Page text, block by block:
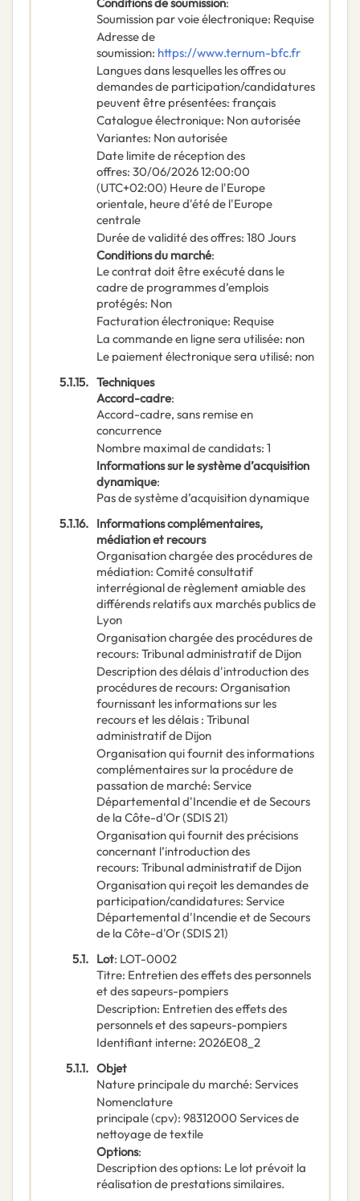
Soumission par voie électronique: Requise
Adresse de
soumission: https://www.ternum-bfc.fr
Langues dans lesquelles les offres ou
demandes de participation/candidatures
peuvent être présentées: français
Catalogue électronique: Non autorisée
Variantes: Non autorisée
Date limite de réception des
offres: 30/06/202612:00:00
(UTC+02:00) Heure de l'Europe
orientale, heure d'été de l'Europe
centrale
Durée de validité des offres: 180 Jours
Conditions du marché:
Le contrat doit être exécuté dans le
cadre de programmes d’emplois
protégés: Non
Facturation électronique: Requise
La commande en ligne sera utilisée: non
Le paiement électronique sera utilisé: non
5.1.15. Techniques
Accord-cadre:
Accord-cadre, sans remise en
concurrence
Nombre maximal de candidats: 1
Informations sur le système d’acquisition
dynamique:
Pas de système d’acquisition dynamique
5.1.16. Informations complémentaires,
médiation et recours
Organisation chargée des procédures de
médiation: Comité consultatif
interrégional de règlement amiable des
différends relatifs aux marchés publics de
Lyon
Organisation chargée des procédures de
recours: Tribunal administratif de Dijon
Description des délais d'introduction des
procédures de recours: Organisation
fournissant les informations sur les
recours et les délais : Tribunal
administratif de Dijon
Organisation qui fournit des informations
complémentaires sur la procédure de
passation de marché: Service
Départemental d'Incendie et de Secours
de la Côte-d'Or (SDIS 21)
Organisation qui fournit des précisions
concernant l’introduction des
recours: Tribunal administratif de Dijon
Organisation qui reçoit les demandes de
participation/candidatures: Service
Départemental d'Incendie et de Secours
de la Côte-d'Or (SDIS 21)
5.1. Lot: LOT-0002
Titre: Entretien des effets des personnels
et des sapeurs-pompiers
Description: Entretien des effets des
personnels et des sapeurs-pompiers
Identifiant interne: 2026E08_2
5.1.1. Objet
Nature principale du marché: Services
Nomenclature
principale(cpv): 98312000 Services de
nettoyage de textile
Options:
Description des options: Le lot prévoit la
réalisation de prestations similaires.